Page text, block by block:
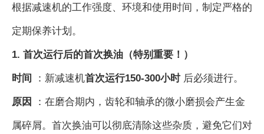
根据减速机的工作强度、环境和使用时间，制定严格的
定期保养计划。
1. 首次运行后的首次换油（特别重要！）
时间 ：新减速机首次运行150-300小时后必须进行。
原因 ：在磨合期内，齿轮和轴承的微小磨损会产生金
属碎屑。首次换油可以彻底清除这些杂质，避免它们对